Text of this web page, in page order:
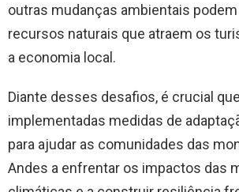
outras mudanças ambientais
recursos naturais que atraem os
a economia local.
Diante desses desafios, é crucial
implementadas medidas de
para ajudar as comunidades das
Andes a enfrentar os impactos das